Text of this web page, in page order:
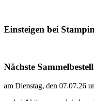
Einsteigen bei
Nächste
am Dienstag, den 07.07.26